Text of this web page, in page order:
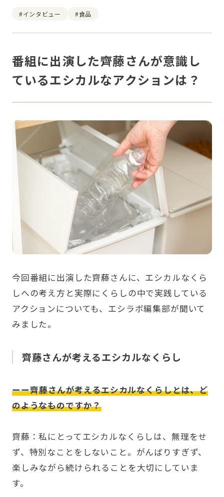
#インタビュー #食品
番組に出演した齊藤さんが意識し
ているエシカルなアクションは？
今回番組に出演した齊藤さんに、エシカルなくら
しへの考え方と実際にくらしの中で実践している
アクションについても、エシラボ編集部が聞いて
みました。
齊藤さんが考えるエシカルなくらし
ーー齊藤さんが考えるエシカルなくらしとは、ど
のようなものですか？
齊藤：私にとってエシカルなくらしは、無理をせ
ず、特別なことをしないこと。がんばりすぎず、
楽しみながら続けられることを大切にしていま
す。